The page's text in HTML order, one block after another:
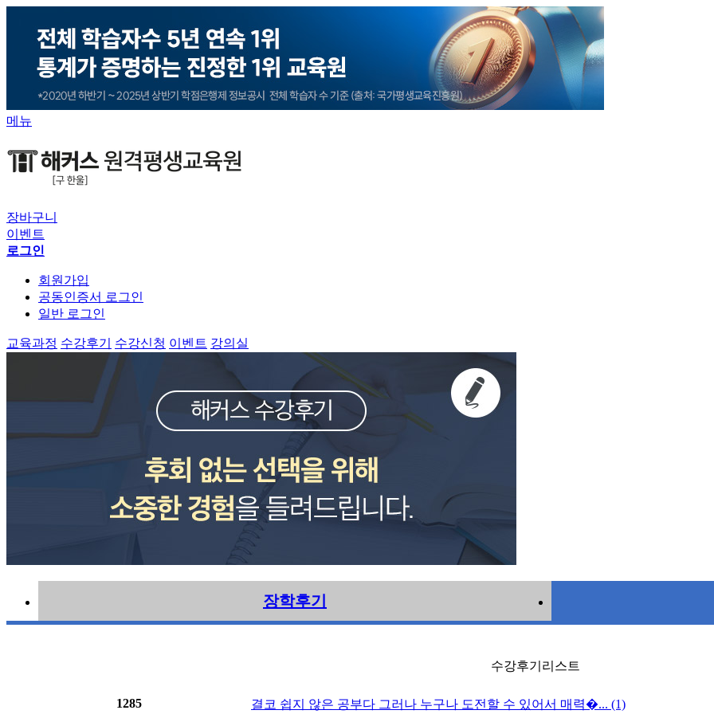
메뉴
장바구니
이벤트
로그인
회원가입
공동인증서 로그인
일반 로그인
교육과정 수강후기 수강신청 이벤트 강의실
장학후기
수강후기리스트
1285 결코 쉽지 않은 공부다 그러나 누구나 도전할 수 있어서 매력�... (1)